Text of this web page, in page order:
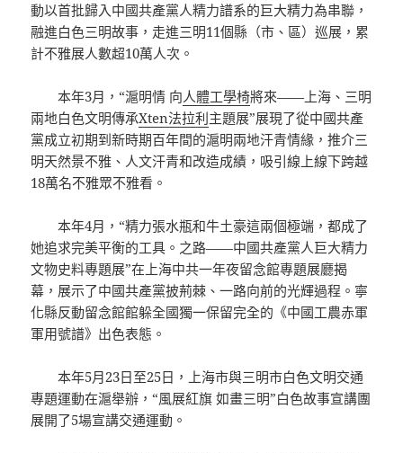
動以首批歸入中國共產黨人精力譜系的巨大精力為串聯，
融進白色三明故事，走進三明11個縣（市、區）巡展，累
計不雅展人數超10萬人次。
本年3月，“滬明情 向人體工學椅將來——上海、三明
兩地白色文明傳承Xten法拉利主題展”展現了從中國共產
黨成立初期到新時期百年間的滬明兩地汗青情緣，推介三
明天然景不雅、人文汗青和改造成績，吸引線上線下跨越
18萬名不雅眾不雅看。
本年4月，“精力張水瓶和牛土豪這兩個極端，都成了
她追求完美平衡的工具。之路——中國共產黨人巨大精力
文物史料專題展”在上海中共一年夜留念館專題展廳揭
幕，展示了中國共產黨披荊棘、一路向前的光輝過程。寧
化縣反動留念館館躲全國獨一保留完全的《中國工農赤軍
軍用號譜》出色表態。
本年5月23日至25日，上海市與三明市白色文明交通
專題運動在滬舉辦，“風展紅旗 如畫三明”白色故事宣講團
展開了5場宣講交通運動。